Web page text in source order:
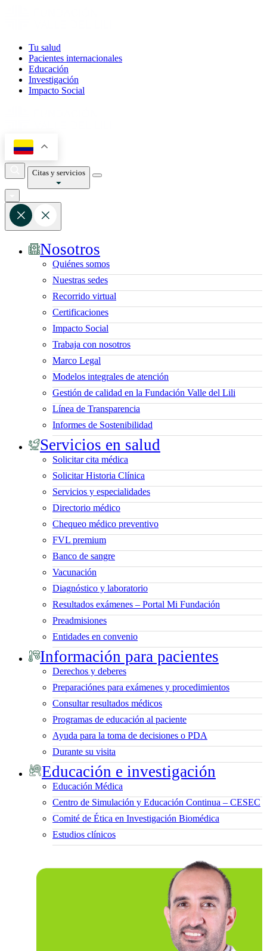
Tu salud
Pacientes internacionales
Educación
Investigación
Impacto Social
Citas y servicios
Nosotros
Quiénes somos
Nuestras sedes
Recorrido virtual
Certificaciones
Impacto Social
Trabaja con nosotros
Marco Legal
Modelos integrales de atención
Gestión de calidad en la Fundación Valle del Lili
Línea de Transparencia
Informes de Sostenibilidad
Servicios en salud
Solicitar cita médica
Solicitar Historia Clínica
Servicios y especialidades
Directorio médico
Chequeo médico preventivo
FVL premium
Banco de sangre
Vacunación
Diagnóstico y laboratorio
Resultados exámenes – Portal Mi Fundación
Preadmisiones
Entidades en convenio
Información para pacientes
Derechos y deberes
Preparaciónes para exámenes y procedimientos
Consultar resultados médicos
Programas de educación al paciente
Ayuda para la toma de decisiones o PDA
Durante su visita
Educación e investigación
Educación Médica
Centro de Simulación y Educación Continua – CESEC
Comité de Ética en Investigación Biomédica
Estudios clínicos